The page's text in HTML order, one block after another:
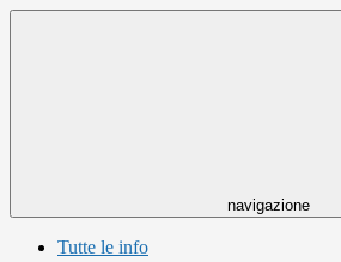
navigazione
Tutte le info